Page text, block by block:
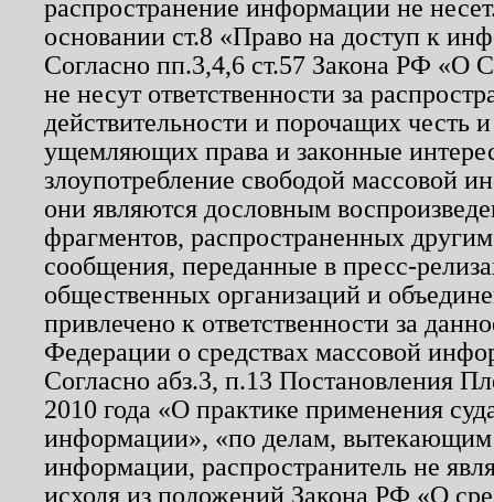
распространение информации не
основании ст.8 «Право на доступ к
Согласно пп.3,4,6 ст.57 Закона РФ «О
не несут ответственности за
действительности и порочащих честь
ущемляющих права и законные
злоупотребление свободой массовой
они являются дословным
фрагментов, распространенных
сообщения, переданные в пресс-
общественных организаций и
привлечено к ответственности за
Федерации о средствах массовой
Согласно абз.3, п.13 Постановления
2010 года «О практике применения
информации», «по делам, вытекающим
информации, распространитель не
исходя из положений Закона РФ «О